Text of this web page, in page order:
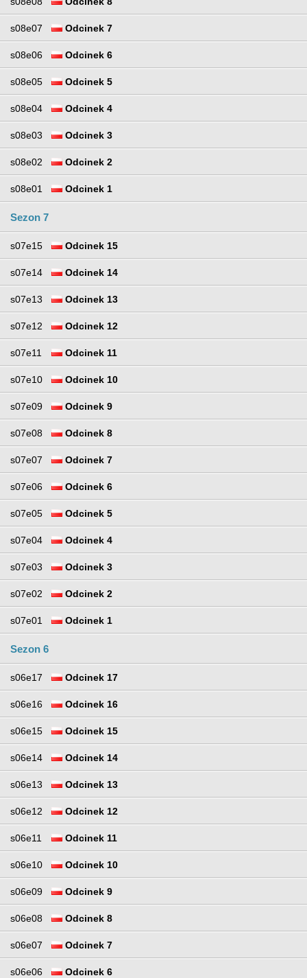
s08e07 Odcinek 7
s08e06 Odcinek 6
s08e05 Odcinek 5
s08e04 Odcinek 4
s08e03 Odcinek 3
s08e02 Odcinek 2
s08e01 Odcinek 1
Sezon 7
s07e15 Odcinek 15
s07e14 Odcinek 14
s07e13 Odcinek 13
s07e12 Odcinek 12
s07e11 Odcinek 11
s07e10 Odcinek 10
s07e09 Odcinek 9
s07e08 Odcinek 8
s07e07 Odcinek 7
s07e06 Odcinek 6
s07e05 Odcinek 5
s07e04 Odcinek 4
s07e03 Odcinek 3
s07e02 Odcinek 2
s07e01 Odcinek 1
Sezon 6
s06e17 Odcinek 17
s06e16 Odcinek 16
s06e15 Odcinek 15
s06e14 Odcinek 14
s06e13 Odcinek 13
s06e12 Odcinek 12
s06e11 Odcinek 11
s06e10 Odcinek 10
s06e09 Odcinek 9
s06e08 Odcinek 8
s06e07 Odcinek 7
s06e06 Odcinek 6